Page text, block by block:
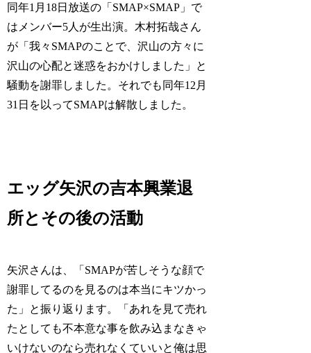
同年1月18日放送の「SMAP×SMAP」で
はメンバー5人が生出演。木村拓哉さん
が「我々SMAPのことで、沢山の方々に
沢山の心配と迷惑をおかけしました」と
騒動を謝罪しました。それでも同年12月
31日を以ってSMAPは解散しました。
エッグ矢沢の吉本興業退
所とその後の活動
矢沢さんは、「SMAPが苦しそうな顔で
謝罪してるのを見るのは本当にキツかっ
た」と振り返ります。「あれを見て売れ
たとしても不本意な事を飲み込まなきゃ
いけないのなら売れなくていいと俺は思